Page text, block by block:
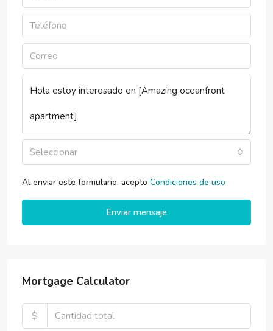
Seleccionar
Al enviar este formulario, acepto Condiciones de uso
Enviar mensaje
Mortgage Calculator
$